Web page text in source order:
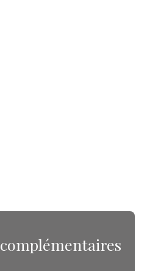
complémentaires